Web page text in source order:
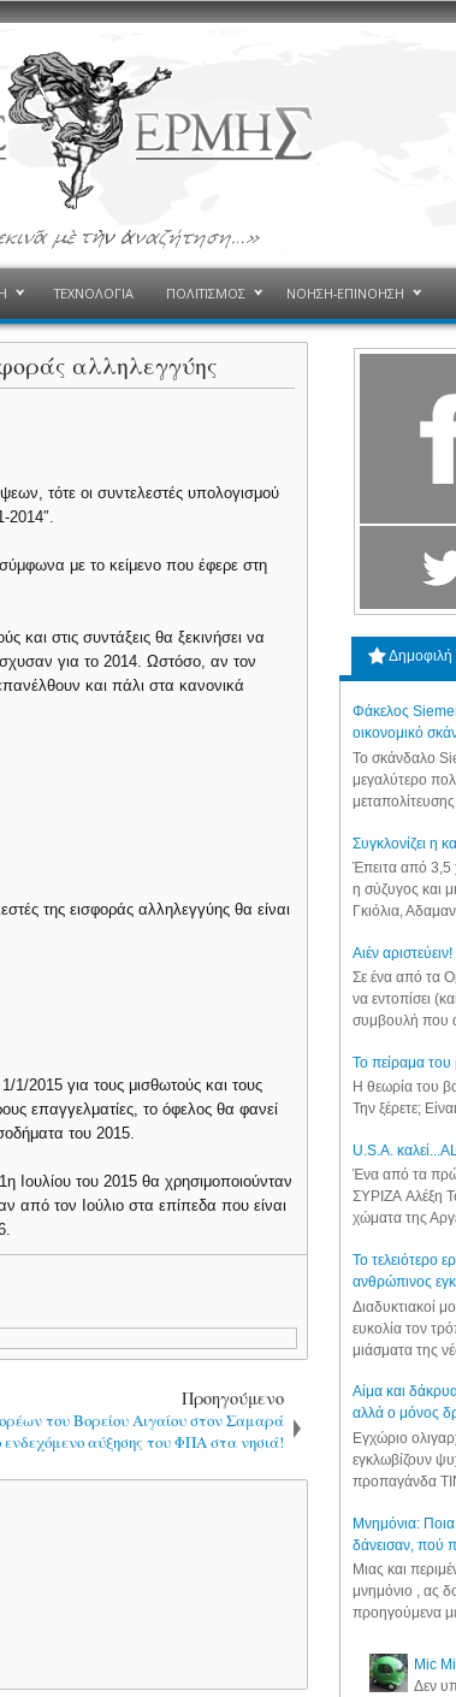
ΤΕΧΝΟΛΟΓΙΑ ΠΟΛΙΤΙΣΜΟΣ ΝΟΗΣΗ-ΕΠΙΝΟΗΣΗ
αλληλεγγύης
τότε οι συντελεστές υπολογισμού
2014″.
με το κείμενο που έφερε στη
στις συντάξεις θα ξεκινήσει να
για το 2014. Ωστόσο, αν τον
επανέλθουν και πάλι στα κανονικά
της εισφοράς αλληλεγγύης θα είναι
2015 για τους μισθωτούς και τους
επαγγελματίες, το όφελος θα φανεί
του 2015.
Ιουλίου του 2015 θα χρησιμοποιούνταν
από τον Ιούλιο στα επίπεδα που είναι
Προηγούμενο
του Βορείου Αιγαίου στον Σαμαρά
ενδεχόμενο αύξησης του ΦΠΑ στα νησιά!
Δημοφιλή
Φάκελος
οικονομικό
Το σκάνδαλο
μεγαλύτερο
Συγκλονίζει η
Έπειτα από 3,5
η σύζυγος και
Γκιόλια,
Aιέν αριστεύειν!
Σε ένα από τα
να εντοπίσει
συμβουλή που
Το πείραμα
Η θεωρία του
Την ξέρετε;
U.S.A.
Ένα από τα
ΣΥΡΙΖΑ Αλέξη
χώματα της
Το τελειότερο
ανθρώπινος
Διαδυκτιακοί
ευκολία τον
μιάσματα της
Αίμα και
αλλά ο μόνος
Εγχώριο
εγκλωβίζουν
προπαγάνδα
Μνημόνια: Ποια
δάνεισαν, πού
Μιας και
μνημόνιο , ας
προηγούμενα
Mic
Δεν